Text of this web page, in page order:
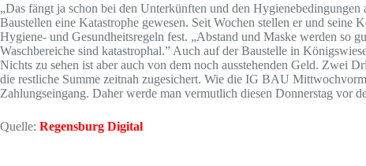
„Das fängt ja schon bei den Unterkünften und den
Baustellen eine Katastrophe gewesen. Seit Wochen stellen er und seine
Hygiene- und Gesundheitsregeln fest. „Abstand und Maske werden so
Waschbereiche sind katastrophal.” Auch auf der Baustelle in
Nichts zu sehen ist aber auch von dem noch ausstehenden Geld. Zwei
die restliche Summe zeitnah zugesichert. Wie die IG BAU
Zahlungseingang. Daher werde man vermutlich diesen Donnerstag vor
Quelle: Regensburg Digital